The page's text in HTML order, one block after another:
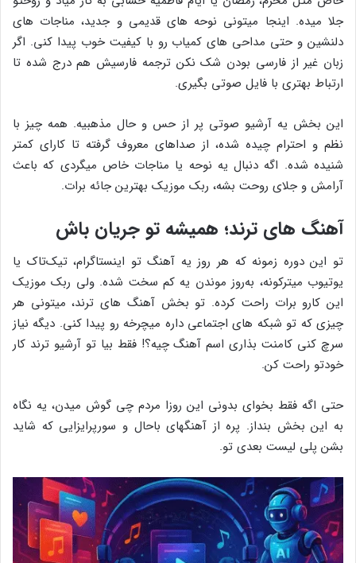
جلا میده. اینجا میتونی نوحه ‌های قدیمی و جدید، مناجات‌ های
دلنشین و حتی مداحی ‌های کمیاب رو با کیفیت خوب پیدا کنی. اگر
زبان غیر از فارسی بودن شک نکن ترجمه فارسیش هم درج شده تا
ارتباط بهتری با فایل صوتی بگیری.
این بخش یه آرشیو صوتی پر از حس و حال مذهبیه. همه‌ چیز با
نظم و احترام چیده شده، از صداهای معروف گرفته تا کارای کمتر
شنیده ‌شده. اگه دنبال یه نوحه یا مناجات خاص میگردی که باعث
آرامش و جلای روحت بشه، ربک موزیک بهترین جائه برات.
آهنگ‌ های ترند؛ همیشه تو جریان باش
تو این دوره زمونه که هر روز یه آهنگ تو اینستاگرام، تیک‌تاک یا
یوتیوب میترکونه، به‌روز موندن یه کم سخت شده. ولی ربک موزیک
این کارو برات راحت کرده. تو بخش آهنگ ‌های ترند، میتونی هر
چیزی که تو شبکه ‌های اجتماعی داره میچرخه رو پیدا کنی. دیگه نیاز
سرچ کنی کامنت بذاری اسم آهنگ چیه؟! فقط بیا تو آرشیو ترند کار
خودتو راحت کن.
حتی اگه فقط بخوای بدونی این روزا مردم چی گوش میدن، یه نگاه
به این بخش بنداز. پره از آهنگهای باحال و سورپرایزایی که شاید
بشن پلی‌ لیست بعدی تو.